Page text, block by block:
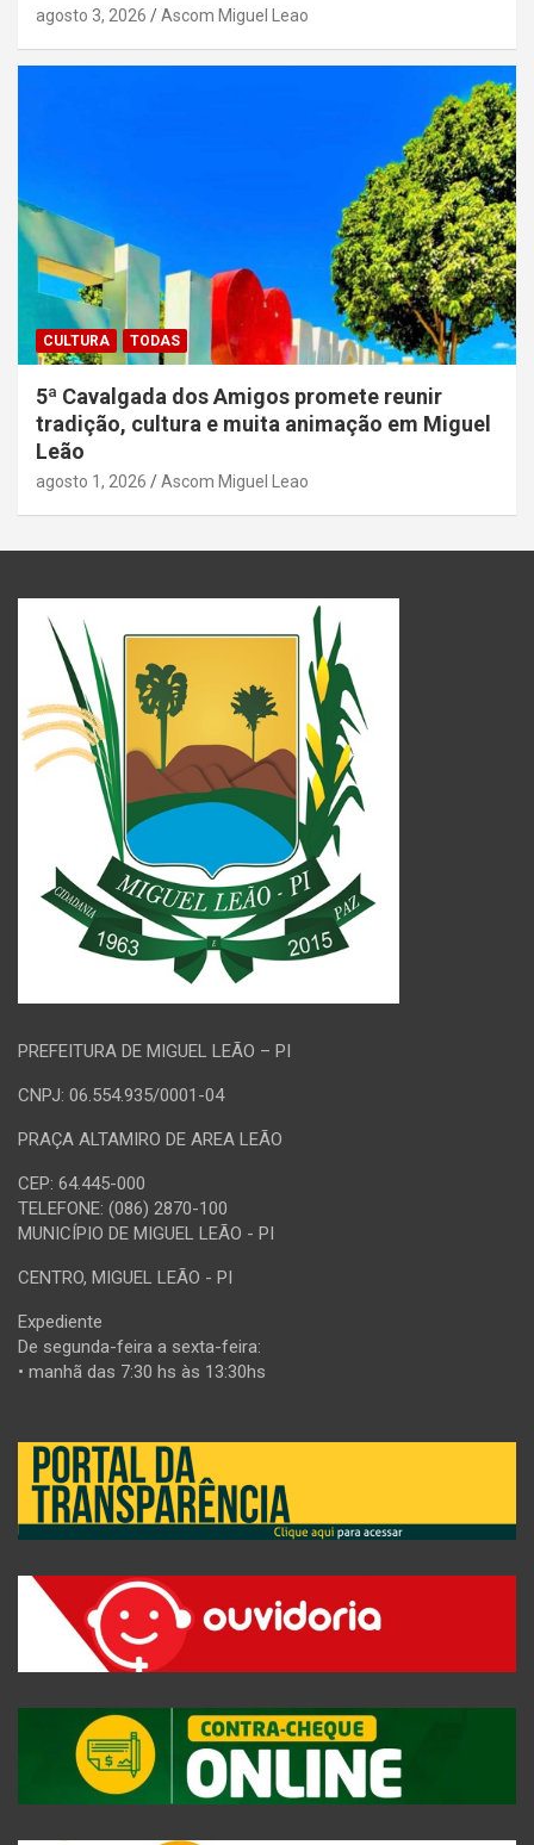
agosto 3, 2026 Ascom Miguel Leao
CULTURA TODAS
5ª Cavalgada dos Amigos promete reunir
tradição, cultura e muita animação em Miguel
Leão
agosto 1, 2026 Ascom Miguel Leao
PREFEITURA DE MIGUEL LEÃO – PI
CNPJ: 06.554.935/0001-04
PRAÇA ALTAMIRO DE AREA LEÃO
CEP: 64.445-000
TELEFONE: (086) 2870-100
MUNICÍPIO DE MIGUEL LEÃO - PI
CENTRO, MIGUEL LEÃO - PI
Expediente
De segunda-feira a sexta-feira:
• manhã das 7:30 hs às 13:30hs